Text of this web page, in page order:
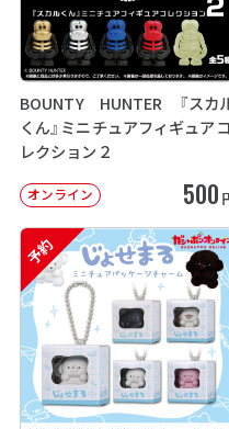
BOUNTY HUNTER 『スカ
くん』ミニチュアフィギュアコ
レクション２
オンライン 500
予約